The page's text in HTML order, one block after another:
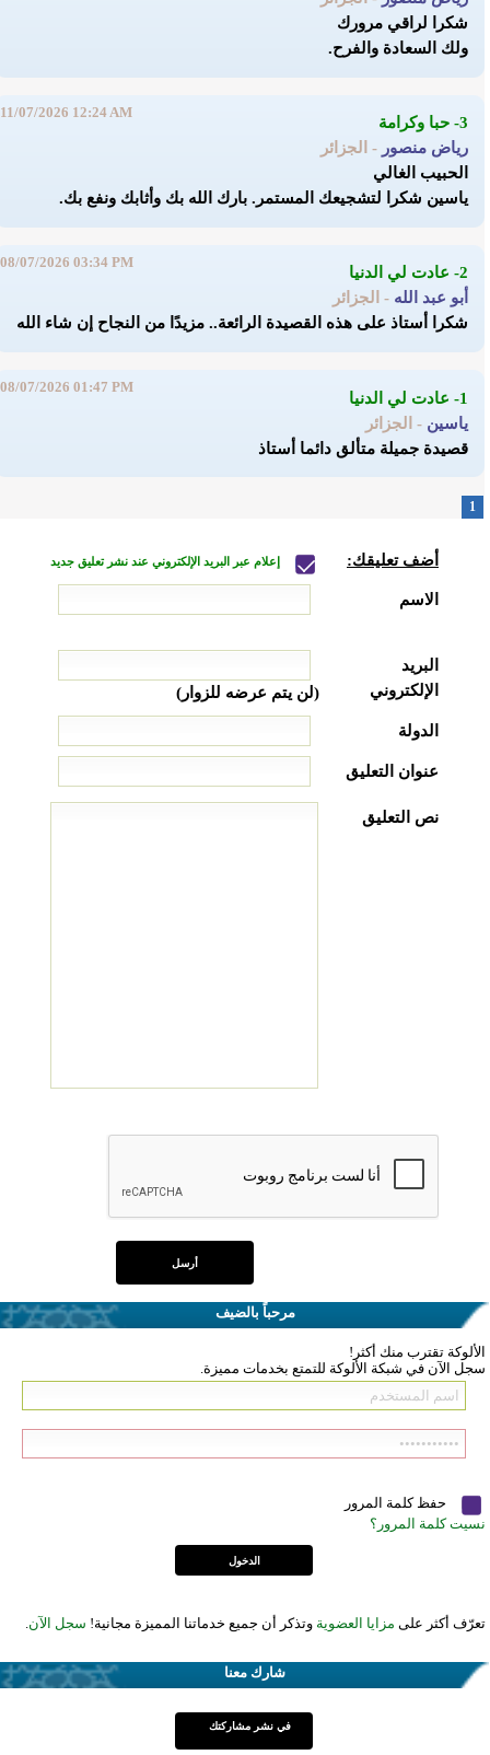
شكرا لراقي مرورك
ولك السعادة والفرح.
3- حبا وكرامة
رياض منصور - الجزائر
11/07/2026 12:24 AM
الحبيب الغالي
ياسين شكرا لتشجيعك المستمر. بارك الله بك وأثابك ونفع بك.
2- عادت لي الدنيا
أبو عبد الله - الجزائر
08/07/2026 03:34 PM
شكرا أستاذ على هذه القصيدة الرائعة.. مزيدًا من النجاح إن شاء الله
1- عادت لي الدنيا
ياسين - الجزائر
08/07/2026 01:47 PM
قصيدة جميلة متألق دائما أستاذ
1
أضف تعليقك: إعلام عبر البريد الإلكتروني عند نشر تعليق جديد
الاسم
البريد
الإلكتروني
(لن يتم عرضه للزوار)
الدولة
عنوان التعليق
نص التعليق
مرحباً بالضيف
الألوكة تقترب منك أكثر!
سجل الآن في شبكة الألوكة للتمتع بخدمات مميزة.
حفظ كلمة المرور
نسيت كلمة المرور؟
تعرّف أكثر على مزايا العضوية وتذكر أن جميع خدماتنا المميزة مجانية! سجل الآن.
شارك معنا
في نشر مشاركتك